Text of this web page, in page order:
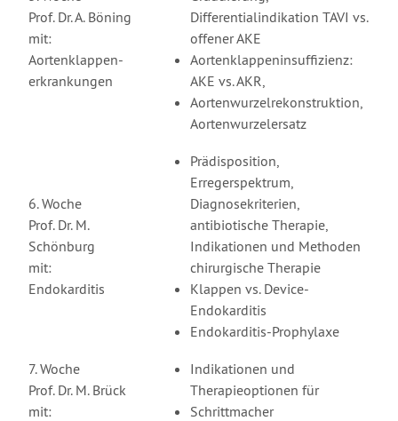
Prof. Dr. A. Böning
mit:
Aortenklappen-
erkrankungen
Differentialindikation TAVI vs.
offener AKE
Aortenklappeninsuffizienz:
AKE vs. AKR,
Aortenwurzelrekonstruktion,
Aortenwurzelersatz
6. Woche
Prof. Dr. M.
Schönburg
mit:
Endokarditis
Prädisposition,
Erregerspektrum,
Diagnosekriterien,
antibiotische Therapie,
Indikationen und Methoden
chirurgische Therapie
Klappen vs. Device-
Endokarditis
Endokarditis-Prophylaxe
7. Woche
Prof. Dr. M. Brück
mit:
Indikationen und
Therapieoptionen für
Schrittmacher